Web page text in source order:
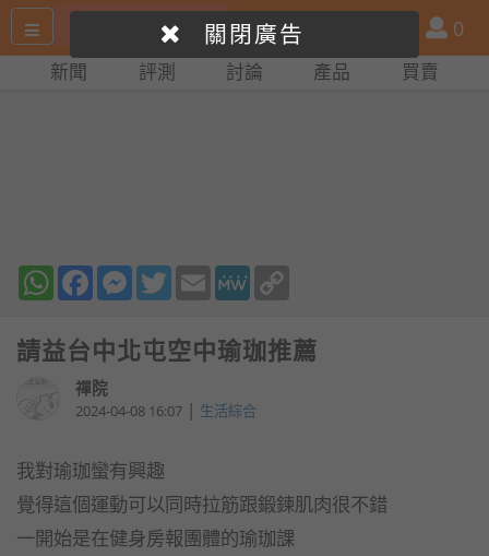
尋
產
品
比
會
員
0
新聞 評測 討論 產品 買賣
WhatsAppFacebookMessenger
TwitterEmail MeWe
請益台中北屯空中瑜珈推薦
禪院
2024-04-08 16:07 | 生活綜合
我對瑜珈蠻有興趣
覺得這個運動可以同時拉筋跟鍛鍊肌肉很不錯
一開始是在健身房報團體的瑜珈課
關閉廣告